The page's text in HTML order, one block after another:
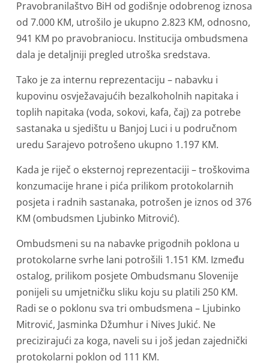
Pravobranilaštvo BiH od godišnje odobrenog iznosa
od 7.000 KM, utrošilo je ukupno 2.823 KM, odnosno,
941 KM po pravobraniocu. Institucija ombudsmena
dala je detaljniji pregled utroška sredstava.
Tako je za internu reprezentaciju – nabavku i
kupovinu osvježavajućih bezalkoholnih napitaka i
toplih napitaka (voda, sokovi, kafa, čaj) za potrebe
sastanaka u sjedištu u Banjoj Luci i u područnom
uredu Sarajevo potrošeno ukupno 1.197 KM.
Kada je riječ o eksternoj reprezentaciji – troškovima
konzumacije hrane i pića prilikom protokolarnih
posjeta i radnih sastanaka, potrošen je iznos od 376
KM (ombudsmen Ljubinko Mitrović).
Ombudsmeni su na nabavke prigodnih poklona u
protokolarne svrhe lani potrošili 1.151 KM. Između
ostalog, prilikom posjete Ombudsmanu Slovenije
ponijeli su umjetničku sliku koju su platili 250 KM.
Radi se o poklonu sva tri ombudsmena – Ljubinko
Mitrović, Jasminka Džumhur i Nives Jukić. Ne
precizirajući za koga, naveli su i još jedan zajednički
protokolarni poklon od 111 KM.